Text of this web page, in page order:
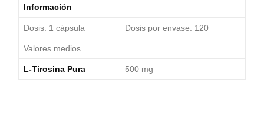
Información
Dosis: 1 cápsula Dosis por envase: 120
Valores medios
L-Tirosina Pura 500 mg